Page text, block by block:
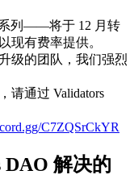
列——将于 12 月转
现有费率提供。
级的团队，我们强烈
请通过 Validators
C7ZQSrCkYR
DAO 解决的